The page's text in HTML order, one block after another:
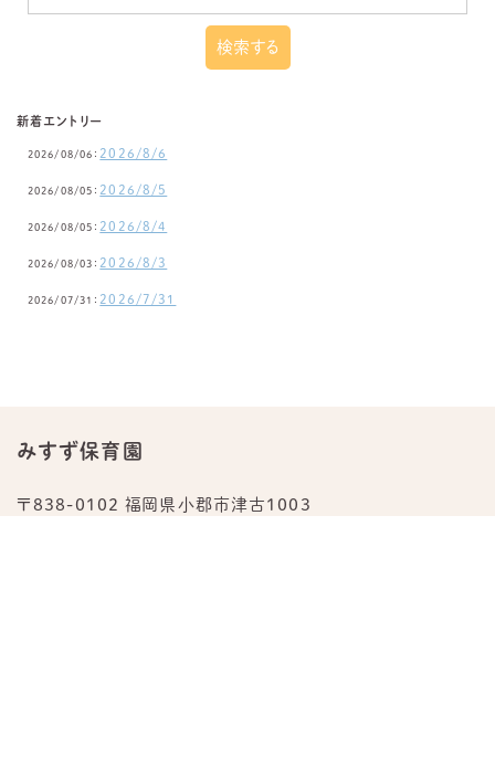
新着エントリー
2026/08/06： 2026/8/6
2026/08/05： 2026/8/5
2026/08/05： 2026/8/4
2026/08/03： 2026/8/3
2026/07/31： 2026/7/31
みすず保育園
〒838-0102 福岡県小郡市津古1003